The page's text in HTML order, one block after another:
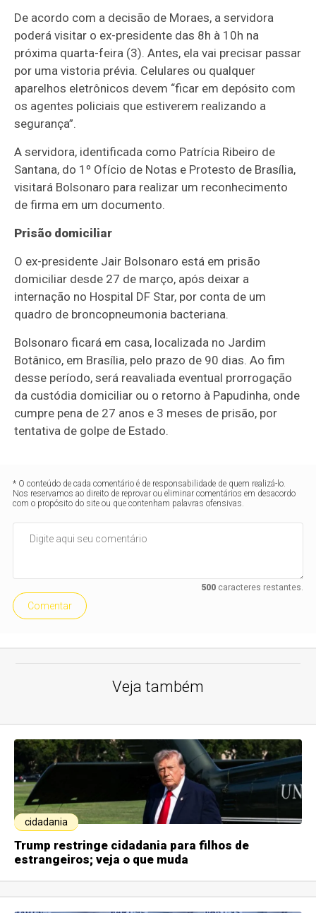
De acordo com a decisão de Moraes, a servidora
poderá visitar o ex-presidente das 8h à 10h na
próxima quarta-feira (3). Antes, ela vai precisar passar
por uma vistoria prévia. Celulares ou qualquer
aparelhos eletrônicos devem “ficar em depósito com
os agentes policiais que estiverem realizando a
segurança”.
A servidora, identificada como Patrícia Ribeiro de
Santana, do 1º Ofício de Notas e Protesto de Brasília,
visitará Bolsonaro para realizar um reconhecimento
de firma em um documento.
Prisão domiciliar
O ex-presidente Jair Bolsonaro está em prisão
domiciliar desde 27 de março, após deixar a
internação no Hospital DF Star, por conta de um
quadro de broncopneumonia bacteriana.
Bolsonaro ficará em casa, localizada no Jardim
Botânico, em Brasília, pelo prazo de 90 dias. Ao fim
desse período, será reavaliada eventual prorrogação
da custódia domiciliar ou o retorno à Papudinha, onde
cumpre pena de 27 anos e 3 meses de prisão, por
tentativa de golpe de Estado.
* O conteúdo de cada comentário é de responsabilidade de quem realizá-lo.
Nos reservamos ao direito de reprovar ou eliminar comentários em desacordo
com o propósito do site ou que contenham palavras ofensivas.
500caracteres restantes.
Comentar
Veja também
cidadania
Trump restringe cidadania para filhos de
estrangeiros; veja o que muda